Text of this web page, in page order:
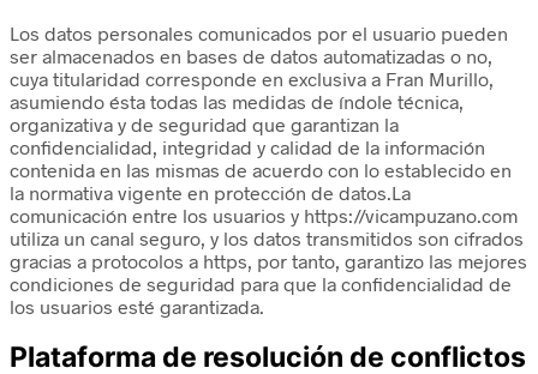
Los datos personales comunicados por el usuario pueden
ser almacenados en bases de datos automatizadas o no,
cuya titularidad corresponde en exclusiva a Fran Murillo,
asumiendo ésta todas las medidas de índole técnica,
organizativa y de seguridad que garantizan la
confidencialidad, integridad y calidad de la información
contenida en las mismas de acuerdo con lo establecido en
la normativa vigente en protección de datos.La
comunicación entre los usuarios y https://vicampuzano.com
utiliza un canal seguro, y los datos transmitidos son cifrados
gracias a protocolos a https, por tanto, garantizo las mejores
condiciones de seguridad para que la confidencialidad de
los usuarios esté garantizada.
Plataforma de resolución de conflictos